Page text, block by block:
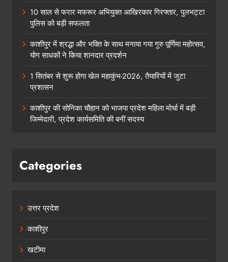
10 साल से फरार मफरूर अभियुक्त आखिरकार गिरफ्तार, पुलभट्टा
पुलिस को बड़ी सफलता
काशीपुर में श्रद्धा और भक्ति के साथ मनाया गया गुरु पूर्णिमा महोत्सव,
योग साधकों ने किया शानदार प्रदर्शन
1 सितंबर से शुरू होगा खेल महाकुंभ-2026, तैयारियों में जुटा
प्रशासन
काशीपुर की सोनिका चौहान को भाजपा प्रदेश महिला मोर्चा में बड़ी
जिम्मेदारी, प्रदेश कार्यसमिति की बनीं सदस्य
Categories
उत्तर प्रदेश
काशीपुर
खटीमा